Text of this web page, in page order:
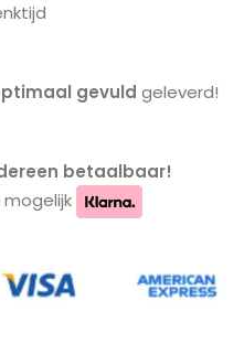
gevuld geleverd!
betaalbaar!